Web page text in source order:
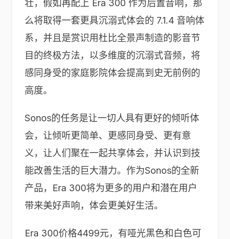
壮，假如再配上 Era 300 作为后置音响，那
么将取得一套更具沉溺式体会的 7.1.4 音响体
系，并且是赏识用杜比全景声制造的影音节
目的终极方法，以多维度的沉溺式音频，将
感同身受的家庭影院体会提高到史无前例的
高度。
Sonos的任务是让一切人具有更好的倾听体
会，让倾听更简单、更感同身受、更有意
义，让人们聚在一起共享体会，并认识到技
能改善生活的巨大潜力。作为Sonos的全新
产品，Era 300将为更多的用户和潜在用户
带来美好声响，体会更美好生活。
Era 300价格4499元，有哑光黑色和白色可